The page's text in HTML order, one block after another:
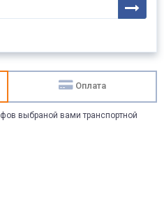
Оплата
выбраной вами транспортной